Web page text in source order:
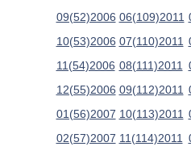
09(52)2006
10(53)2006
11(54)2006
12(55)2006
01(56)2007
02(57)2007
06(109)2011
07(110)2011
08(111)2011
09(112)2011
10(113)2011
11(114)2011